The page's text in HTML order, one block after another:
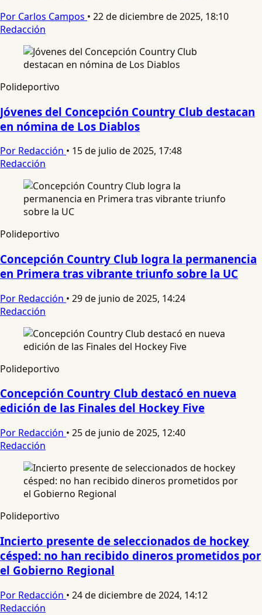
Por Carlos Campos • 22 de diciembre de 2025, 18:10
Redacción
Polideportivo
Jóvenes del Concepción Country Club destacan
en nómina de Los Diablos
Por Redacción • 15 de julio de 2025, 17:48
Redacción
Polideportivo
Concepción Country Club logra la permanencia
en Primera tras vibrante triunfo sobre la UC
Por Redacción • 29 de junio de 2025, 14:24
Redacción
Polideportivo
Concepción Country Club destacó en nueva
edición de las Finales del Hockey Five
Por Redacción • 25 de junio de 2025, 12:40
Redacción
Polideportivo
Incierto presente de seleccionados de hockey
césped: no han recibido dineros prometidos por
el Gobierno Regional
Por Redacción • 24 de diciembre de 2024, 14:12
Redacción